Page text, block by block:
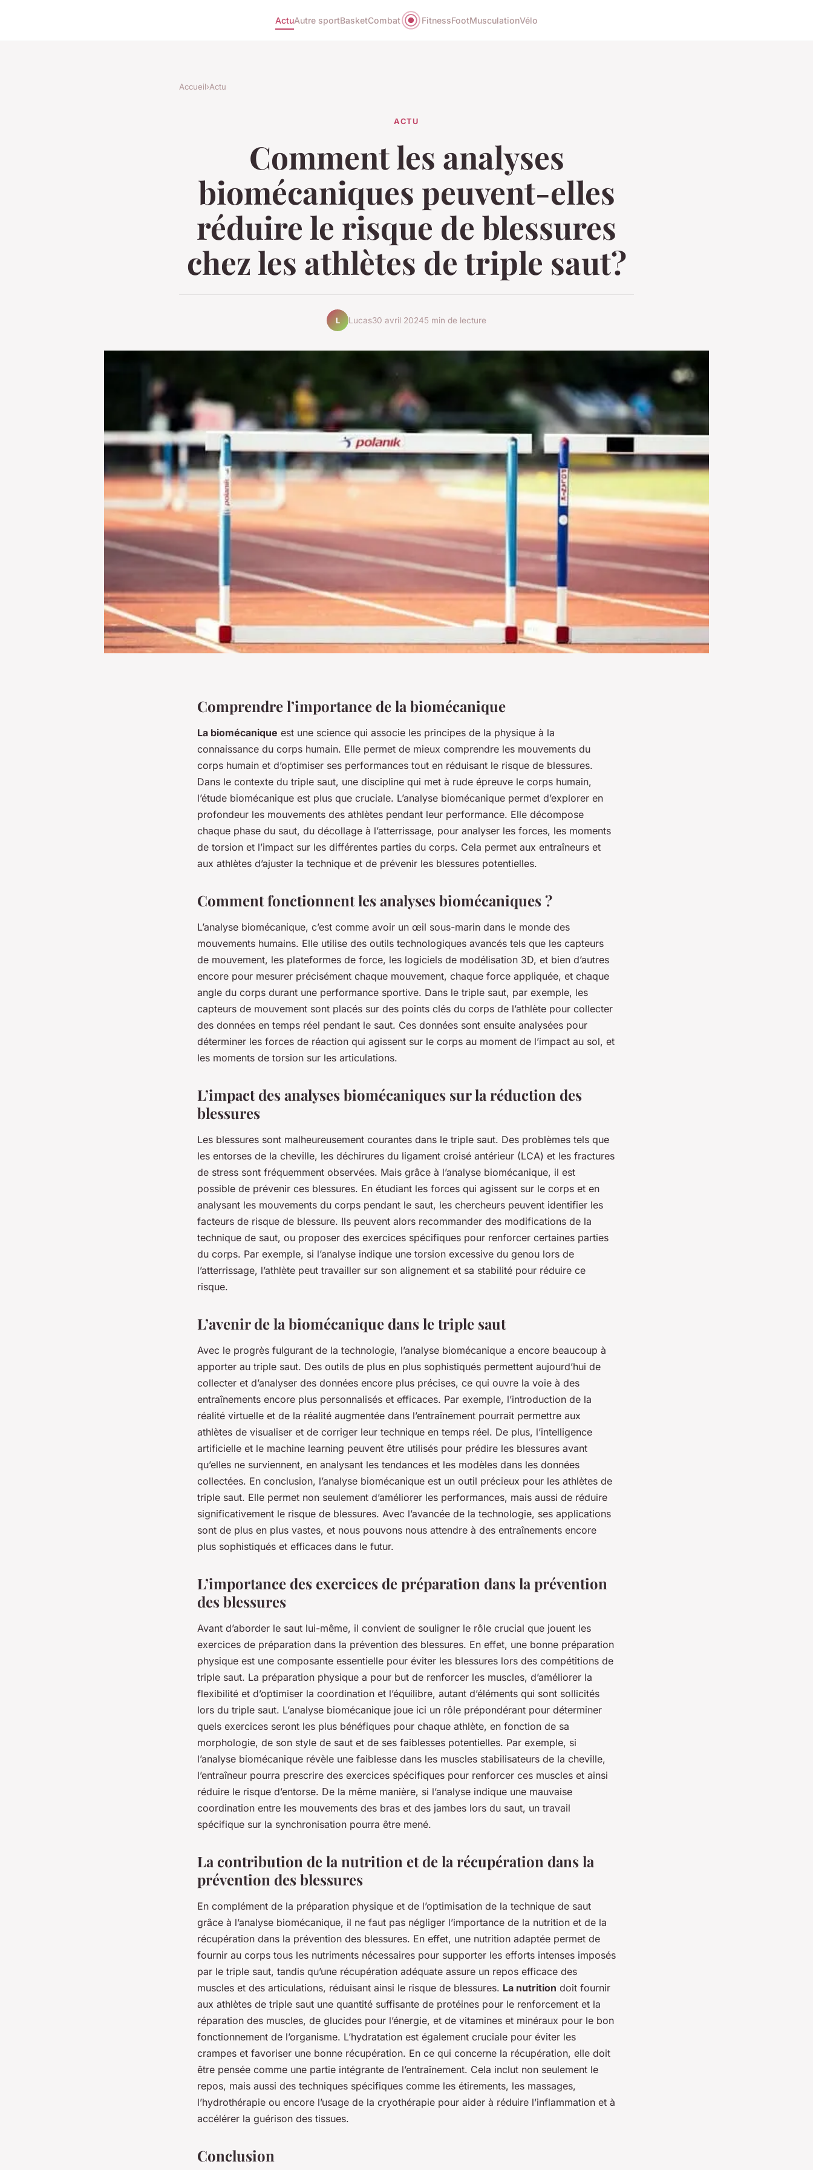
ActuAutre sportBasketCombat FitnessFootMusculationVélo
Accueil›Actu
ACTU
Comment les analyses
biomécaniques peuvent-elles
réduire le risque de blessures
chez les athlètes de triple saut?
L Lucas30 avril 20245 min de lecture
Comprendre l’importance de la biomécanique
La biomécanique est une science qui associe les principes de la physique à la
connaissance du corps humain. Elle permet de mieux comprendre les mouvements du
corps humain et d’optimiser ses performances tout en réduisant le risque de blessures.
Dans le contexte du triple saut, une discipline qui met à rude épreuve le corps humain,
l’étude biomécanique est plus que cruciale. L’analyse biomécanique permet d’explorer en
profondeur les mouvements des athlètes pendant leur performance. Elle décompose
chaque phase du saut, du décollage à l’atterrissage, pour analyser les forces, les moments
de torsion et l’impact sur les différentes parties du corps. Cela permet aux entraîneurs et
aux athlètes d’ajuster la technique et de prévenir les blessures potentielles.
Comment fonctionnent les analyses biomécaniques ?
L’analyse biomécanique, c’est comme avoir un œil sous-marin dans le monde des
mouvements humains. Elle utilise des outils technologiques avancés tels que les capteurs
de mouvement, les plateformes de force, les logiciels de modélisation 3D, et bien d’autres
encore pour mesurer précisément chaque mouvement, chaque force appliquée, et chaque
angle du corps durant une performance sportive. Dans le triple saut, par exemple, les
capteurs de mouvement sont placés sur des points clés du corps de l’athlète pour collecter
des données en temps réel pendant le saut. Ces données sont ensuite analysées pour
déterminer les forces de réaction qui agissent sur le corps au moment de l’impact au sol, et
les moments de torsion sur les articulations.
L’impact des analyses biomécaniques sur la réduction des
blessures
Les blessures sont malheureusement courantes dans le triple saut. Des problèmes tels que
les entorses de la cheville, les déchirures du ligament croisé antérieur (LCA) et les fractures
de stress sont fréquemment observées. Mais grâce à l’analyse biomécanique, il est
possible de prévenir ces blessures. En étudiant les forces qui agissent sur le corps et en
analysant les mouvements du corps pendant le saut, les chercheurs peuvent identifier les
facteurs de risque de blessure. Ils peuvent alors recommander des modifications de la
technique de saut, ou proposer des exercices spécifiques pour renforcer certaines parties
du corps. Par exemple, si l’analyse indique une torsion excessive du genou lors de
l’atterrissage, l’athlète peut travailler sur son alignement et sa stabilité pour réduire ce
risque.
L’avenir de la biomécanique dans le triple saut
Avec le progrès fulgurant de la technologie, l’analyse biomécanique a encore beaucoup à
apporter au triple saut. Des outils de plus en plus sophistiqués permettent aujourd’hui de
collecter et d’analyser des données encore plus précises, ce qui ouvre la voie à des
entraînements encore plus personnalisés et efficaces. Par exemple, l’introduction de la
réalité virtuelle et de la réalité augmentée dans l’entraînement pourrait permettre aux
athlètes de visualiser et de corriger leur technique en temps réel. De plus, l’intelligence
artificielle et le machine learning peuvent être utilisés pour prédire les blessures avant
qu’elles ne surviennent, en analysant les tendances et les modèles dans les données
collectées. En conclusion, l’analyse biomécanique est un outil précieux pour les athlètes de
triple saut. Elle permet non seulement d’améliorer les performances, mais aussi de réduire
significativement le risque de blessures. Avec l’avancée de la technologie, ses applications
sont de plus en plus vastes, et nous pouvons nous attendre à des entraînements encore
plus sophistiqués et efficaces dans le futur.
L’importance des exercices de préparation dans la prévention
des blessures
Avant d’aborder le saut lui-même, il convient de souligner le rôle crucial que jouent les
exercices de préparation dans la prévention des blessures. En effet, une bonne préparation
physique est une composante essentielle pour éviter les blessures lors des compétitions de
triple saut. La préparation physique a pour but de renforcer les muscles, d’améliorer la
flexibilité et d’optimiser la coordination et l’équilibre, autant d’éléments qui sont sollicités
lors du triple saut. L’analyse biomécanique joue ici un rôle prépondérant pour déterminer
quels exercices seront les plus bénéfiques pour chaque athlète, en fonction de sa
morphologie, de son style de saut et de ses faiblesses potentielles. Par exemple, si
l’analyse biomécanique révèle une faiblesse dans les muscles stabilisateurs de la cheville,
l’entraîneur pourra prescrire des exercices spécifiques pour renforcer ces muscles et ainsi
réduire le risque d’entorse. De la même manière, si l’analyse indique une mauvaise
coordination entre les mouvements des bras et des jambes lors du saut, un travail
spécifique sur la synchronisation pourra être mené.
La contribution de la nutrition et de la récupération dans la
prévention des blessures
En complément de la préparation physique et de l’optimisation de la technique de saut
grâce à l’analyse biomécanique, il ne faut pas négliger l’importance de la nutrition et de la
récupération dans la prévention des blessures. En effet, une nutrition adaptée permet de
fournir au corps tous les nutriments nécessaires pour supporter les efforts intenses imposés
par le triple saut, tandis qu’une récupération adéquate assure un repos efficace des
muscles et des articulations, réduisant ainsi le risque de blessures. La nutrition doit fournir
aux athlètes de triple saut une quantité suffisante de protéines pour le renforcement et la
réparation des muscles, de glucides pour l’énergie, et de vitamines et minéraux pour le bon
fonctionnement de l’organisme. L’hydratation est également cruciale pour éviter les
crampes et favoriser une bonne récupération. En ce qui concerne la récupération, elle doit
être pensée comme une partie intégrante de l’entraînement. Cela inclut non seulement le
repos, mais aussi des techniques spécifiques comme les étirements, les massages,
l’hydrothérapie ou encore l’usage de la cryothérapie pour aider à réduire l’inflammation et à
accélérer la guérison des tissues.
Conclusion